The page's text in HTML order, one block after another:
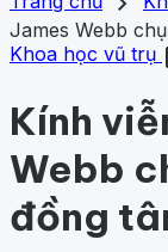
Chủ đề
Khám phá khoa
nghệ
84
Gợi ý danh
Khám phá
James Webb
Khoa học vũ trụ
Kính
Webb
đồng